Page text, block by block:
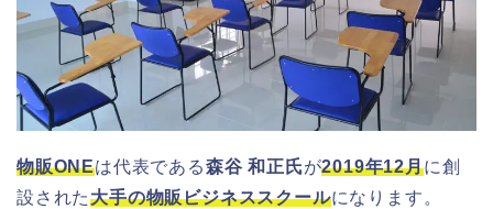
物販ONEは代表である森谷 和正氏が2019年12月に創
設された大手の物販ビジネススクールになります。